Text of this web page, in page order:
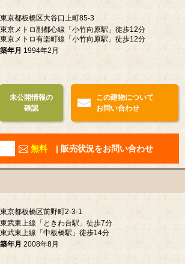
東京都板橋区大谷口上町85-3
東京メトロ副都心線「小竹向原駅」徒歩12分
東京メトロ有楽町線「小竹向原駅」徒歩12分
築年月 1994年2月
未公開情報の
確認
この建物について
お問い合わせ
無料 | 販売状況をお問い合わせ
東京都板橋区前野町2-3-1
東武東上線「ときわ台駅」徒歩7分
東武東上線「中板橋駅」徒歩14分
築年月 2008年8月